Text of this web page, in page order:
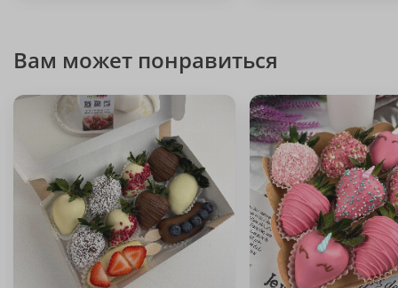
Вам может понравиться